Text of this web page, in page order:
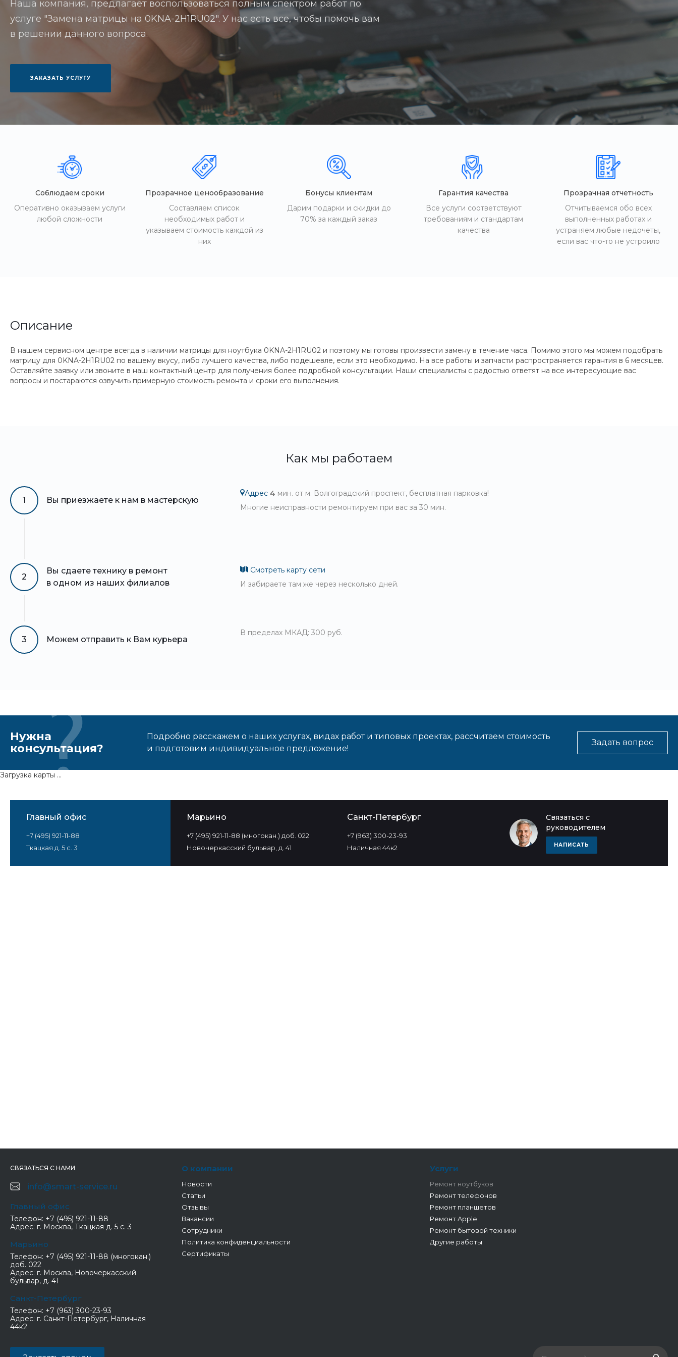
Наша компания, предлагает воспользоваться полным спектром работ по
услуге "Замена матрицы на 0KNA-2H1RU02". У нас есть все, чтобы помочь вам
в решении данного вопроса.
ЗАКАЗАТЬ УСЛУГУ
Соблюдаем сроки
Оперативно оказываем услуги
любой сложности
Прозрачное ценообразование
Составляем список
необходимых работ и
указываем стоимость каждой из
них
Бонусы клиентам
Дарим подарки и скидки до
70% за каждый заказ
Гарантия качества
Все услуги соответствуют
требованиям и стандартам
качества
Прозрачная отчетность
Отчитываемся обо всех
выполненных работах и
устраняем любые недочеты,
если вас что-то не устроило
Описание
В нашем сервисном центре всегда в наличии матрицы для ноутбука 0KNA-2H1RU02 и поэтому мы готовы произвести замену в течение часа. Помимо этого мы можем подобрать
матрицу для 0KNA-2H1RU02 по вашему вкусу, либо лучшего качества, либо подешевле, если это необходимо. На все работы и запчасти распространяется гарантия в 6 месяцев.
Оставляйте заявку или звоните в наш контактный центр для получения более подробной консультации. Наши специалисты с радостью ответят на все интересующие вас
вопросы и постараются озвучить примерную стоимость ремонта и сроки его выполнения.
Как мы работаем
1 Вы приезжаете к нам в мастерскую
Адрес 4 мин. от м. Волгоградский проспект, бесплатная парковка!
Многие неисправности ремонтируем при вас за 30 мин.
2
Вы сдаете технику в ремонт
в одном из наших филиалов
Смотреть карту сети
И забираете там же через несколько дней.
3 Можем отправить к Вам курьера
В пределах МКАД: 300 руб.
Нужна
консультация?
Подробно расскажем о наших услугах, видах работ и типовых проектах, рассчитаем стоимость
и подготовим индивидуальное предложение!
Задать вопрос
Связаться с
руководителем
НАПИСАТЬ
Главный офис
+7 (495) 921-11-88
Ткацкая д. 5 с. 3
Марьино
+7 (495) 921-11-88 (многокан.) доб. 022
Новочеркасский бульвар, д. 41
Санкт-Петербург
+7 (963) 300-23-93
Наличная 44к2
Загрузка карты ...
СВЯЗАТЬСЯ С НАМИ
info@smart-service.ru
Главный офис
Телефон: +7 (495) 921-11-88
Адрес: г. Москва, Ткацкая д. 5 с. 3
Марьино
Телефон: +7 (495) 921-11-88 (многокан.)
доб. 022
Адрес: г. Москва, Новочеркасский
бульвар, д. 41
Санкт-Петербург
Телефон: +7 (963) 300-23-93
Адрес: г. Санкт-Петербург, Наличная
44к2
О компании
Новости
Статьи
Отзывы
Вакансии
Сотрудники
Политика конфиденциальности
Сертификаты
Услуги
Ремонт ноутбуков
Ремонт телефонов
Ремонт планшетов
Ремонт Apple
Ремонт бытовой техники
Другие работы